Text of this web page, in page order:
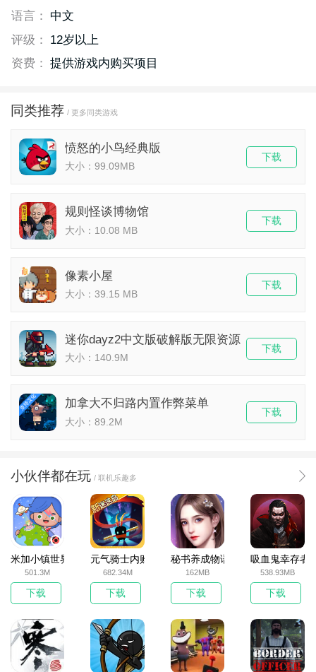
语言：
中文
评级：
12岁以上
资费： 提供游戏内购买项目
同类推荐 / 更多同类游戏
愤怒的小鸟经典版
大小：99.09MB
下载
规则怪谈博物馆
大小：10.08 MB
下载
像素小屋
大小：39.15 MB
下载
迷你dayz2中文版破解版无限资源
大小：140.9M
下载
加拿大不归路内置作弊菜单
大小：89.2M
下载
小伙伴都在玩 / 联机乐趣多
米加小镇世界2025官方版
501.3M
下载
元气骑士内购破解版
682.34M
下载
秘书养成物语
162MB
下载
吸血鬼幸存者
538.93MB
下载